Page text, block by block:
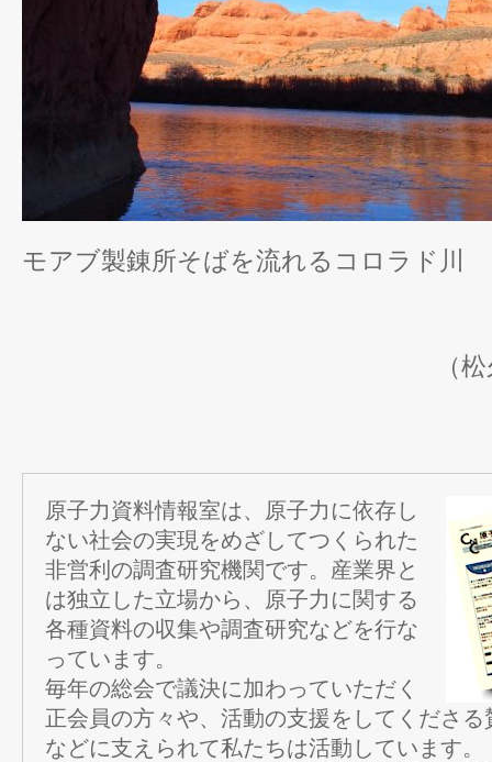
モアブ製錬所そばを流れるコロラド川
（
原子力資料情報室は、原子力に依存し
ない社会の実現をめざしてつくられた
非営利の調査研究機関です。産業界と
は独立した立場から、原子力に関する
各種資料の収集や調査研究などを行な
っています。
毎年の総会で議決に加わっていただく
正会員の方々や、活動の支援をしてくださ
などに支えられて私たちは活動しています。